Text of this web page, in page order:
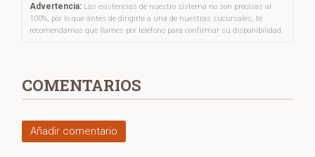
Advertencia: Las existencias de nuestro sistema no son precisas al
100%, por lo que antes de dirigirte a una de nuestras sucursales, te
recomendamos que llames por teléfono para confirmar su disponibilidad.
COMENTARIOS
Añadir comentario